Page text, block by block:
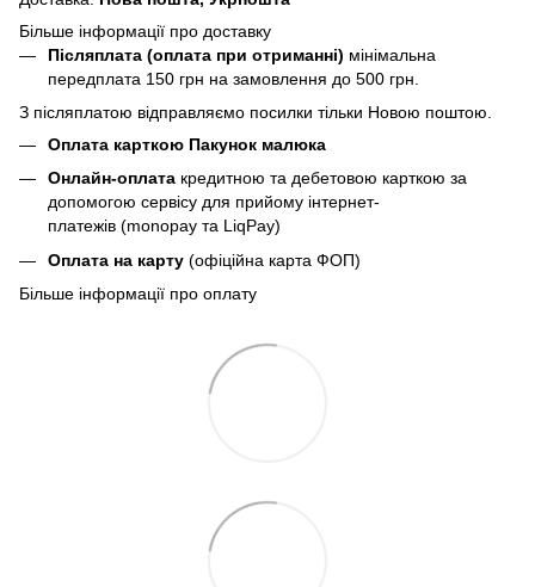
Більше інформації про доставку
Післяплата (оплата при отриманні) мінімальна
передплата 150 грн на замовлення до 500 грн.
З післяплатою відправляємо посилки тільки Новою поштою.
Оплата карткою Пакунок малюка
Онлайн-оплата кредитною та дебетовою карткою за
допомогою сервісу для прийому інтернет-
платежів (monopay та LiqPay)
Оплата на карту (офіційна карта ФОП)
Більше інформації про оплату